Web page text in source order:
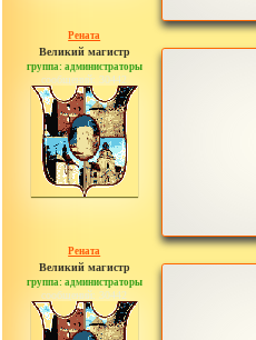
Рената
Великий магистр
группа: администраторы
сообщений: 30442
Рената
Великий магистр
группа: администраторы
сообщений: 30442